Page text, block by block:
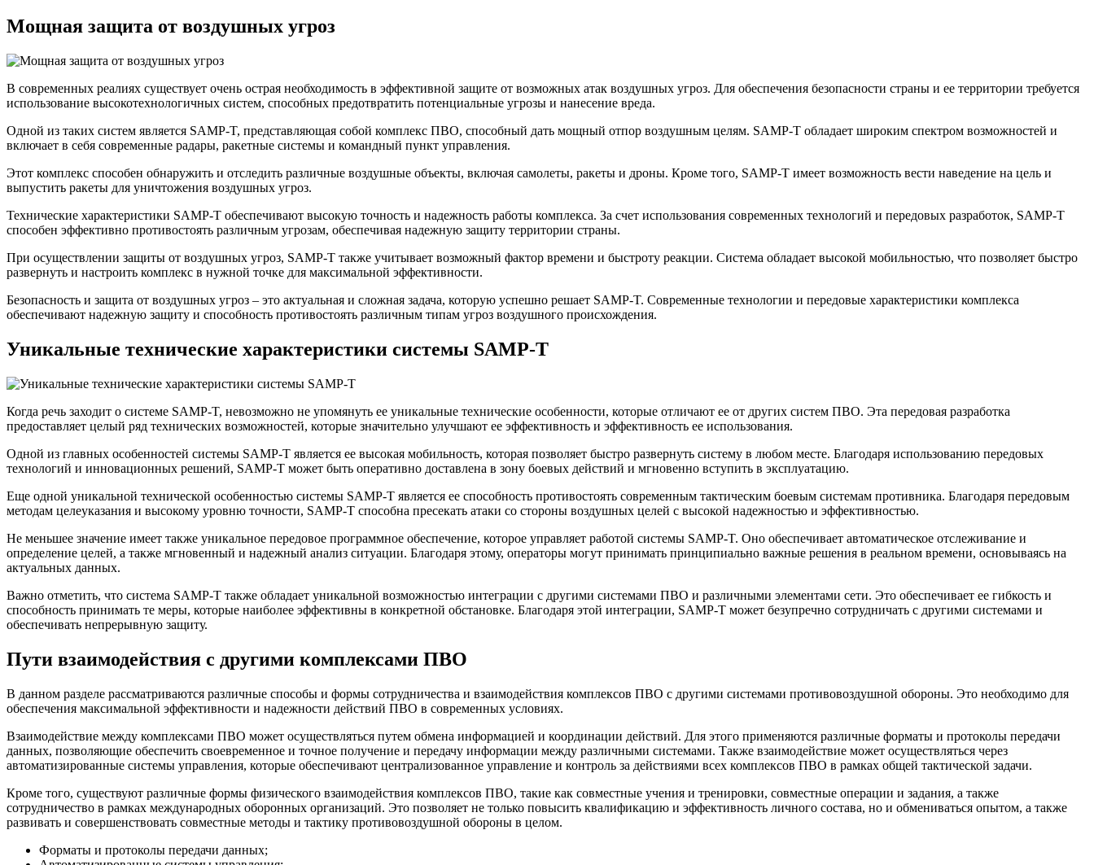
Мощная защита от воздушных угроз
В современных реалиях существует очень острая необходимость в эффективной защите от возможных атак воздушных угроз. Для обеспечения безопасности страны и ее территории требуется
использование высокотехнологичных систем, способных предотвратить потенциальные угрозы и нанесение вреда.
Одной из таких систем является SAMP-T, представляющая собой комплекс ПВО, способный дать мощный отпор воздушным целям. SAMP-T обладает широким спектром возможностей и
включает в себя современные радары, ракетные системы и командный пункт управления.
Этот комплекс способен обнаружить и отследить различные воздушные объекты, включая самолеты, ракеты и дроны. Кроме того, SAMP-T имеет возможность вести наведение на цель и
выпустить ракеты для уничтожения воздушных угроз.
Технические характеристики SAMP-T обеспечивают высокую точность и надежность работы комплекса. За счет использования современных технологий и передовых разработок, SAMP-T
способен эффективно противостоять различным угрозам, обеспечивая надежную защиту территории страны.
При осуществлении защиты от воздушных угроз, SAMP-T также учитывает возможный фактор времени и быстроту реакции. Система обладает высокой мобильностью, что позволяет быстро
развернуть и настроить комплекс в нужной точке для максимальной эффективности.
Безопасность и защита от воздушных угроз – это актуальная и сложная задача, которую успешно решает SAMP-T. Современные технологии и передовые характеристики комплекса
обеспечивают надежную защиту и способность противостоять различным типам угроз воздушного происхождения.
Уникальные технические характеристики системы SAMP-T
Когда речь заходит о системе SAMP-T, невозможно не упомянуть ее уникальные технические особенности, которые отличают ее от других систем ПВО. Эта передовая разработка
предоставляет целый ряд технических возможностей, которые значительно улучшают ее эффективность и эффективность ее использования.
Одной из главных особенностей системы SAMP-T является ее высокая мобильность, которая позволяет быстро развернуть систему в любом месте. Благодаря использованию передовых
технологий и инновационных решений, SAMP-T может быть оперативно доставлена в зону боевых действий и мгновенно вступить в эксплуатацию.
Еще одной уникальной технической особенностью системы SAMP-T является ее способность противостоять современным тактическим боевым системам противника. Благодаря передовым
методам целеуказания и высокому уровню точности, SAMP-T способна пресекать атаки со стороны воздушных целей с высокой надежностью и эффективностью.
Не меньшее значение имеет также уникальное передовое программное обеспечение, которое управляет работой системы SAMP-T. Оно обеспечивает автоматическое отслеживание и
определение целей, а также мгновенный и надежный анализ ситуации. Благодаря этому, операторы могут принимать принципиально важные решения в реальном времени, основываясь на
актуальных данных.
Важно отметить, что система SAMP-T также обладает уникальной возможностью интеграции с другими системами ПВО и различными элементами сети. Это обеспечивает ее гибкость и
способность принимать те меры, которые наиболее эффективны в конкретной обстановке. Благодаря этой интеграции, SAMP-T может безупречно сотрудничать с другими системами и
обеспечивать непрерывную защиту.
Пути взаимодействия с другими комплексами ПВО
В данном разделе рассматриваются различные способы и формы сотрудничества и взаимодействия комплексов ПВО с другими системами противовоздушной обороны. Это необходимо для
обеспечения максимальной эффективности и надежности действий ПВО в современных условиях.
Взаимодействие между комплексами ПВО может осуществляться путем обмена информацией и координации действий. Для этого применяются различные форматы и протоколы передачи
данных, позволяющие обеспечить своевременное и точное получение и передачу информации между различными системами. Также взаимодействие может осуществляться через
автоматизированные системы управления, которые обеспечивают централизованное управление и контроль за действиями всех комплексов ПВО в рамках общей тактической задачи.
Кроме того, существуют различные формы физического взаимодействия комплексов ПВО, такие как совместные учения и тренировки, совместные операции и задания, а также
сотрудничество в рамках международных оборонных организаций. Это позволяет не только повысить квалификацию и эффективность личного состава, но и обмениваться опытом, а также
развивать и совершенствовать совместные методы и тактику противовоздушной обороны в целом.
Форматы и протоколы передачи данных;